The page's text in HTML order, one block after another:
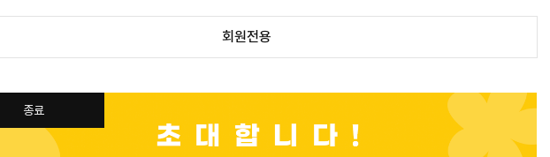
회원전용
종료